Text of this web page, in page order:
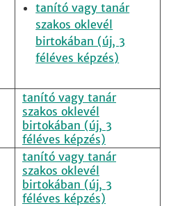
tanító vagy tanár
szakos oklevél
birtokában (új, 3
féléves képzés)
tanító vagy tanár
szakos oklevél
birtokában (új, 3
féléves képzés)
tanító vagy tanár
szakos oklevél
birtokában (új, 3
féléves képzés)